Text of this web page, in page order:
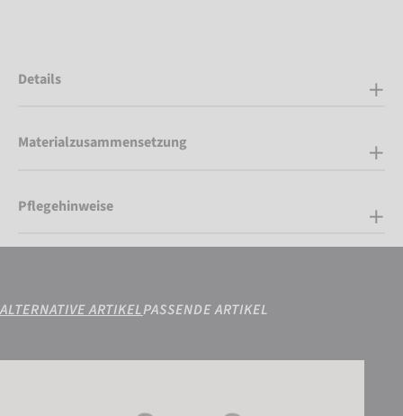
Details
Materialzusammensetzung
Pflegehinweise
ALTERNATIVE ARTIKELPASSENDE ARTIKEL